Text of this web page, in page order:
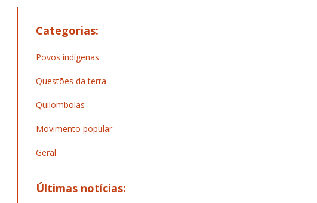
Categorias:
Povos indígenas
Questões da terra
Quilombolas
Movimento popular
Geral
Últimas notícias: